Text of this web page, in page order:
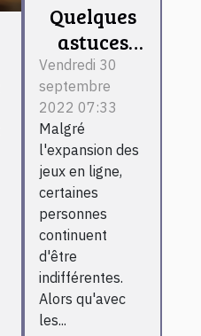
Quelques
astuces
faciles
pour jouer
au casino
en ligne
Vendredi 30
septembre
2022 07:33
Malgré
l'expansion des
jeux en ligne,
certaines
personnes
continuent
d'être
indifférentes.
Alors qu'avec
les...